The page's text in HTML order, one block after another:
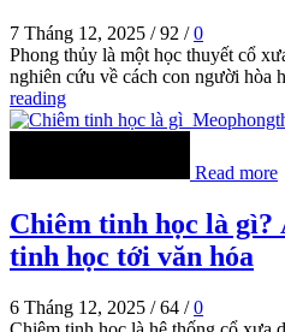
7 Tháng 12, 2025 / 92 / 0
Phong thủy là một học thuyết cổ
nghiên cứu về cách con người hòa
reading
Read more
Chiêm tinh học là gì?
tinh học tới văn hóa
6 Tháng 12, 2025 / 64 / 0